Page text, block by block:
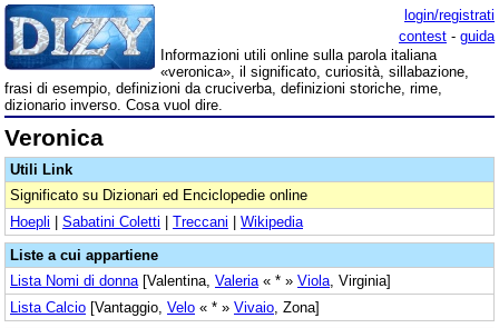
login/registrati
contest - guida
Informazioni utili online sulla parola italiana
«veronica», il significato, curiosità, sillabazione,
frasi di esempio, definizioni da cruciverba, definizioni storiche, rime,
dizionario inverso. Cosa vuol dire.
Veronica
Utili Link
Significato su Dizionari ed Enciclopedie online
Hoepli | Sabatini Coletti | Treccani | Wikipedia
Liste a cui appartiene
Lista Nomi di donna [Valentina, Valeria « * » Viola , Virginia]
Lista Calcio [Vantaggio, Velo « * » Vivaio , Zona]